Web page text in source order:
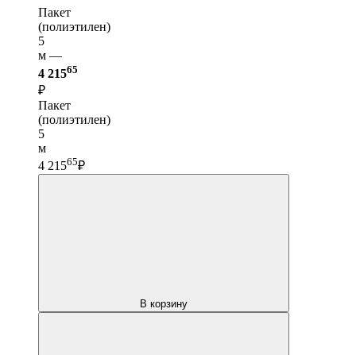
Пакет
(полиэтилен)
5
м —
4 21565
₽
Пакет
(полиэтилен)
5
м
4 21565₽
В корзину